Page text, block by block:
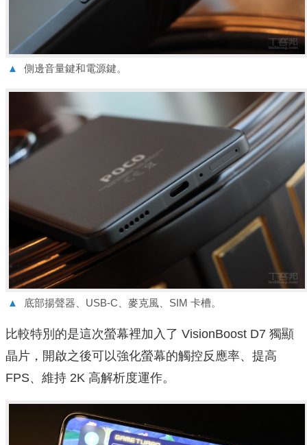
▲ 側邊音量鍵和電源鍵。
▲ 底部揚聲器、USB-C、麥克風、SIM 卡槽。
比較特別的是這次螢幕裡加入了 VisionBoost D7 獨顯
晶片，開啟之後可以強化螢幕的觸控反應率、提高
FPS、維持 2K 高解析度運作。